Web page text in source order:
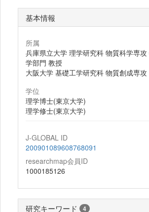
基本情報
所属
兵庫県立大学 理学研究科 物質科学専
学部門 教授
大阪大学 基礎工学研究科 物質創成専
学位
理学博士(東京大学)
理学修士(東京大学)
J-GLOBAL ID
200901089608768091
researchmap会員ID
1000185126
研究キーワード 4